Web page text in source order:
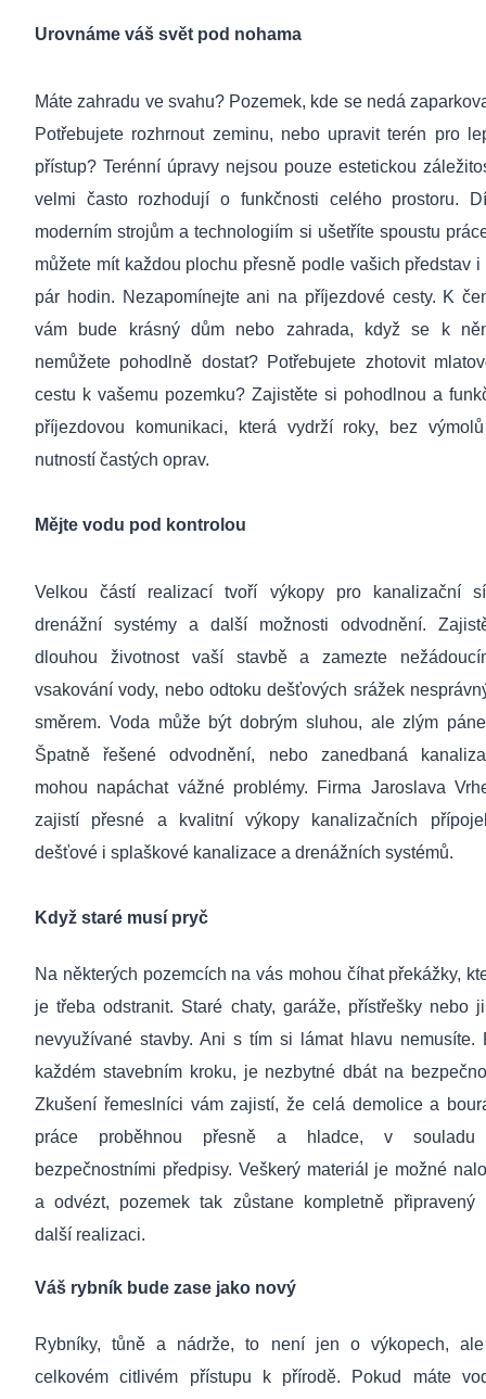
Urovnáme váš svět pod nohama
Máte zahradu ve svahu? Pozemek, kde se nedá
Potřebujete rozhrnout zeminu, nebo upravit terén pro
přístup? Terénní úpravy nejsou pouze estetickou
velmi často rozhodují o funkčnosti celého prostoru.
moderním strojům a technologiím si ušetříte spoustu
můžete mít každou plochu přesně podle vašich představ i
pár hodin. Nezapomínejte ani na příjezdové cesty. K
vám bude krásný dům nebo zahrada, když se k
nemůžete pohodlně dostat? Potřebujete zhotovit
cestu k vašemu pozemku? Zajistěte si pohodlnou a
příjezdovou komunikaci, která vydrží roky, bez
nutností častých oprav.
Mějte vodu pod kontrolou
Velkou částí realizací tvoří výkopy pro kanalizační
drenážní systémy a další možnosti odvodnění.
dlouhou životnost vaší stavbě a zamezte
vsakování vody, nebo odtoku dešťových srážek
směrem. Voda může být dobrým sluhou, ale zlým
Špatně řešené odvodnění, nebo zanedbaná
mohou napáchat vážné problémy. Firma Jaroslava
zajistí přesné a kvalitní výkopy kanalizačních
dešťové i splaškové kanalizace a drenážních systémů.
Když staré musí pryč
Na některých pozemcích na vás mohou číhat překážky,
je třeba odstranit. Staré chaty, garáže, přístřešky nebo
nevyužívané stavby. Ani s tím si lámat hlavu nemusíte.
každém stavebním kroku, je nezbytné dbát na
Zkušení řemeslníci vám zajistí, že celá demolice a
práce proběhnou přesně a hladce, v
bezpečnostními předpisy. Veškerý materiál je možné
a odvézt, pozemek tak zůstane kompletně připravený
další realizaci.
Váš rybník bude zase jako nový
Rybníky, tůně a nádrže, to není jen o výkopech,
celkovém citlivém přístupu k přírodě. Pokud máte